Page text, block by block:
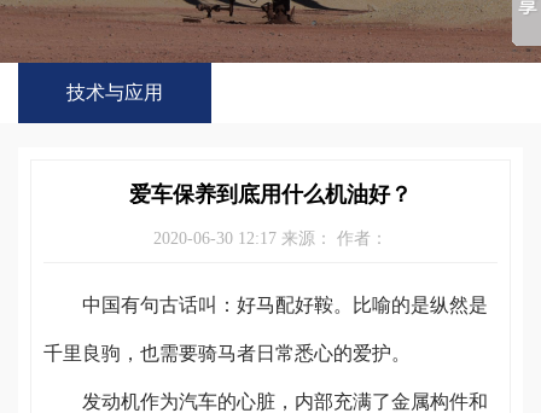
技术与应用
爱车保养到底用什么机油好？
2020-06-30 12:17 来源： 作者：
中国有句古话叫：好马配好鞍。比喻的是纵然是
千里良驹，也需要骑马者日常悉心的爱护。
发动机作为汽车的心脏，内部充满了金属构件和